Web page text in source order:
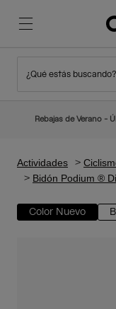
Novedades
Mochilas
Senderismo
Adiós a los
¿Qué estás buscando?
Rebajas de Verano -
Actividades
Bidón Podium ®
Color Nuevo